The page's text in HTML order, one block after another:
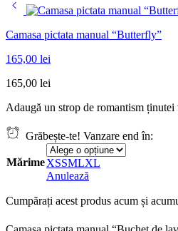
Camasa pictata manual “Butterfly”
165,00 lei
165,00 lei
Adaugă un strop de romantism ținutei
Grăbește-te! Vanzare end în:
MărimeXSSMLXL
Anulează
Cumpărați acest produs acum și